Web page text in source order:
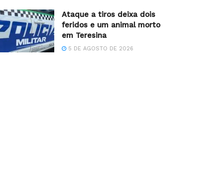
Ataque a tiros deixa dois
feridos e um animal morto
em Teresina
5 DE AGOSTO DE 2026